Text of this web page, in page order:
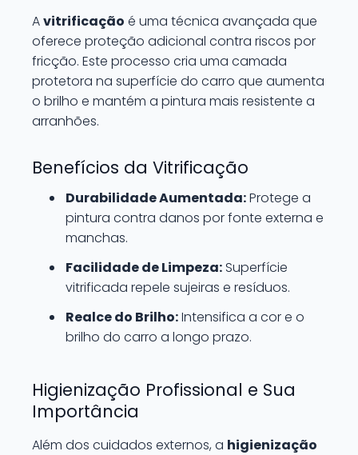
Avitrificação é uma técnica avançada que
oferece proteção adicional contra riscos por
fricção. Este processo cria uma camada
protetora na superfície do carro que aumenta
o brilho e mantém a pintura mais resistente a
arranhões.
Benefícios da Vitrificação
Durabilidade Aumentada:Protege a
pintura contra danos por fonte externa e
manchas.
Facilidade de Limpeza: Superfície
vitrificada repele sujeiras e resíduos.
Realce do Brilho:Intensifica a cor e o
brilho do carro a longo prazo.
Higienização Profissional e Sua
Importância
Além dos cuidados externos, a higienização